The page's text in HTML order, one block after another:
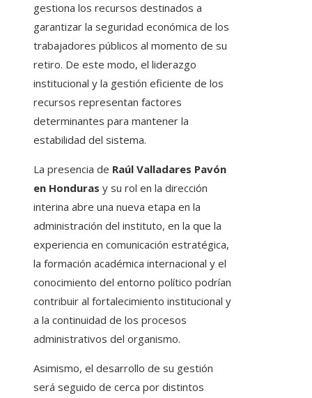
gestiona los recursos destinados a
garantizar la seguridad económica de los
trabajadores públicos al momento de su
retiro. De este modo, el liderazgo
institucional y la gestión eficiente de los
recursos representan factores
determinantes para mantener la
estabilidad del sistema.
La presencia de Raúl Valladares Pavón
en Honduras y su rol en la dirección
interina abre una nueva etapa en la
administración del instituto, en la que la
experiencia en comunicación estratégica,
la formación académica internacional y el
conocimiento del entorno político podrían
contribuir al fortalecimiento institucional y
a la continuidad de los procesos
administrativos del organismo.
Asimismo, el desarrollo de su gestión
será seguido de cerca por distintos